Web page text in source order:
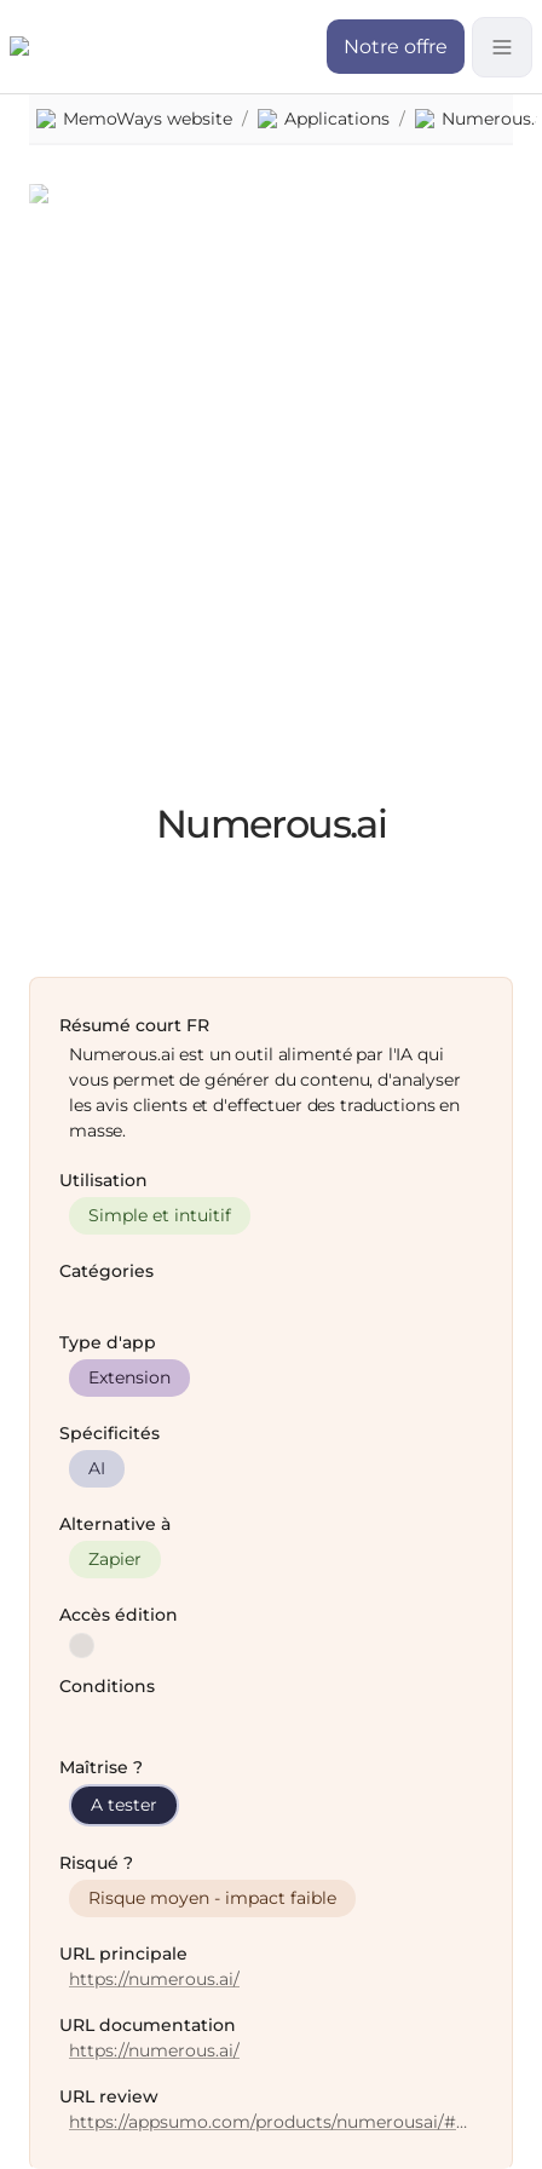
Notre offre
MemoWays website / Applications /
Numerous.ai
Résumé court FR
Numerous.ai est un outil alimenté par l'IA qui
vous permet de générer du contenu, d'analyser
les avis clients et d'effectuer des traductions en
masse.
Utilisation
Simple et intuitif
Catégories
Type d'app
Extension
Spécificités
AI
Alternative à
Zapier
Accès édition
Conditions
Maîtrise ?
A tester
Risqué ?
Risque moyen - impact faible
URL principale
https://numerous.ai/
URL documentation
https://numerous.ai/
URL review
https://appsumo.com/products/numerousai/#reviews